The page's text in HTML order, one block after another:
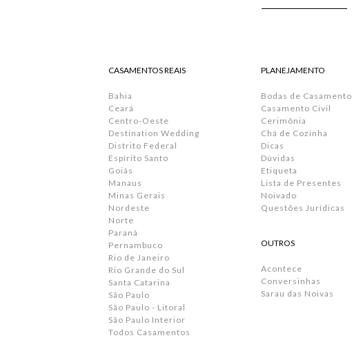
CASAMENTOS REAIS
Bahia
Ceará
Centro-Oeste
Destination Wedding
Distrito Federal
Espírito Santo
Goiás
Manaus
Minas Gerais
Nordeste
Norte
Paraná
Pernambuco
Rio de Janeiro
Rio Grande do Sul
Santa Catarina
São Paulo
São Paulo - Litoral
São Paulo Interior
Todos Casamentos
PLANEJAMENTO
Bodas de Casamento
Casamento Civil
Cerimônia
Chá de Cozinha
Dicas
Dúvidas
Etiqueta
Lista de Presentes
Noivado
Questões Jurídicas
OUTROS
Acontece
Conversinhas
Sarau das Noivas